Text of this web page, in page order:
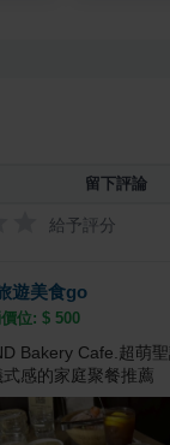
留下評論
給予評分
遊美食go
位: $ 500
Bakery Cafe.超萌
感的家庭聚餐推薦